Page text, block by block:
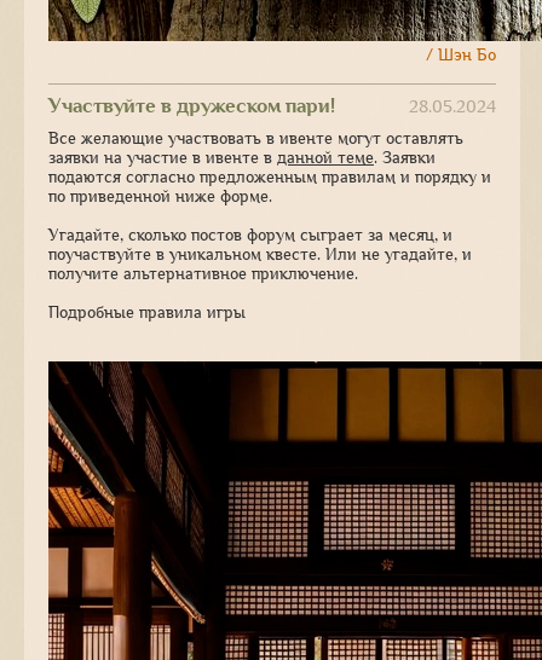
/ Шэн Бо
28.05.2024
Участвуйте в дружеском пари!
Все желающие участвовать в ивенте могут оставлять
заявки на участие в ивенте в данной теме. Заявки
подаются согласно предложенным правилам и порядку и
по приведенной ниже форме.
Угадайте, сколько постов форум сыграет за месяц, и
поучаствуйте в уникальном квесте. Или не угадайте, и
получите альтернативное приключение.
Подробные правила игры